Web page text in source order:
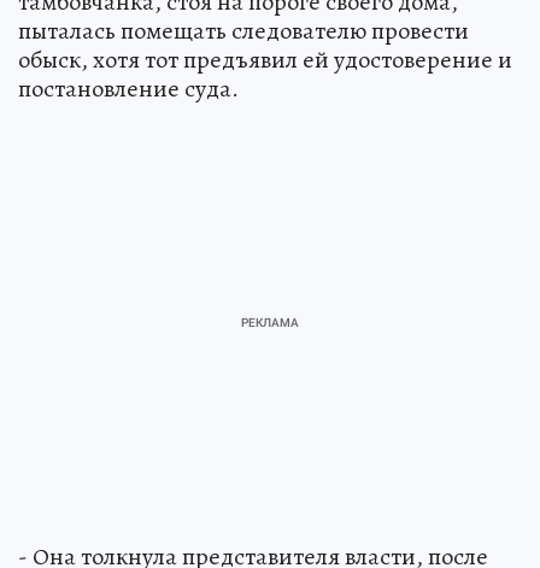
пыталась помещать следователю провести
обыск, хотя тот предъявил ей удостоверение и
постановление суда.
- Она толкнула представителя власти, после